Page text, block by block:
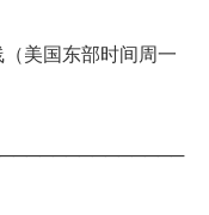
美国东部时间周一